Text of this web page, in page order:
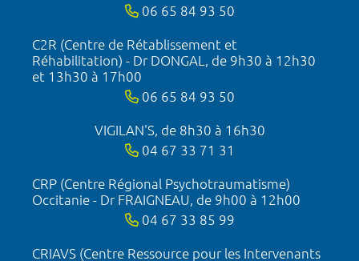
06 65 84 93 50
C2R (Centre de Rétablissement et
Réhabilitation) - Dr DONGAL, de 9h30 à 12h30
et 13h30 à 17h00
06 65 84 93 50
VIGILAN'S, de 8h30 à 16h30
04 67 33 71 31
CRP (Centre Régional Psychotraumatisme)
Occitanie - Dr FRAIGNEAU, de 9h00 à 12h00
04 67 33 85 99
CRIAVS (Centre Ressource pour les Intervenants